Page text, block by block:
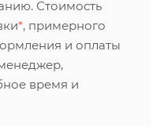
Стоимость
*, примерного
и оплаты
время и